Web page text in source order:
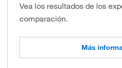
Vea los resultados de los
comparación.
Más